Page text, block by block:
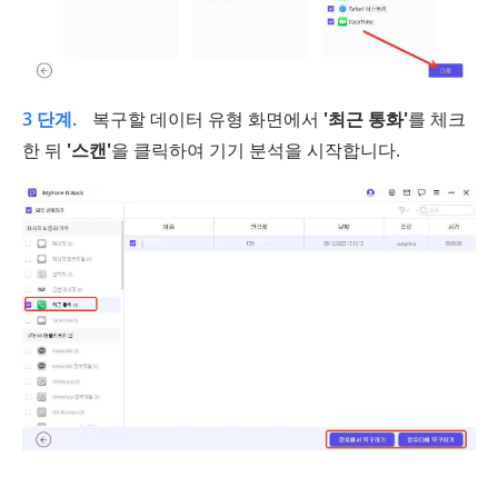
3 단계. 복구할 데이터 유형 화면에서 '최근 통화'를 체크
한 뒤 '스캔'을 클릭하여 기기 분석을 시작합니다.